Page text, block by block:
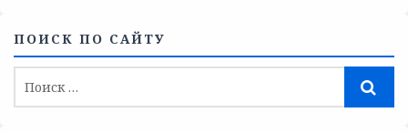
ПОИСК ПО САЙТУ